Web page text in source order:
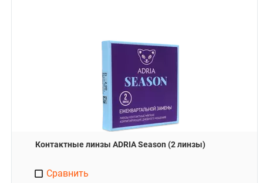
Контактные линзы ADRIA Season (2 линзы)
Сравнить